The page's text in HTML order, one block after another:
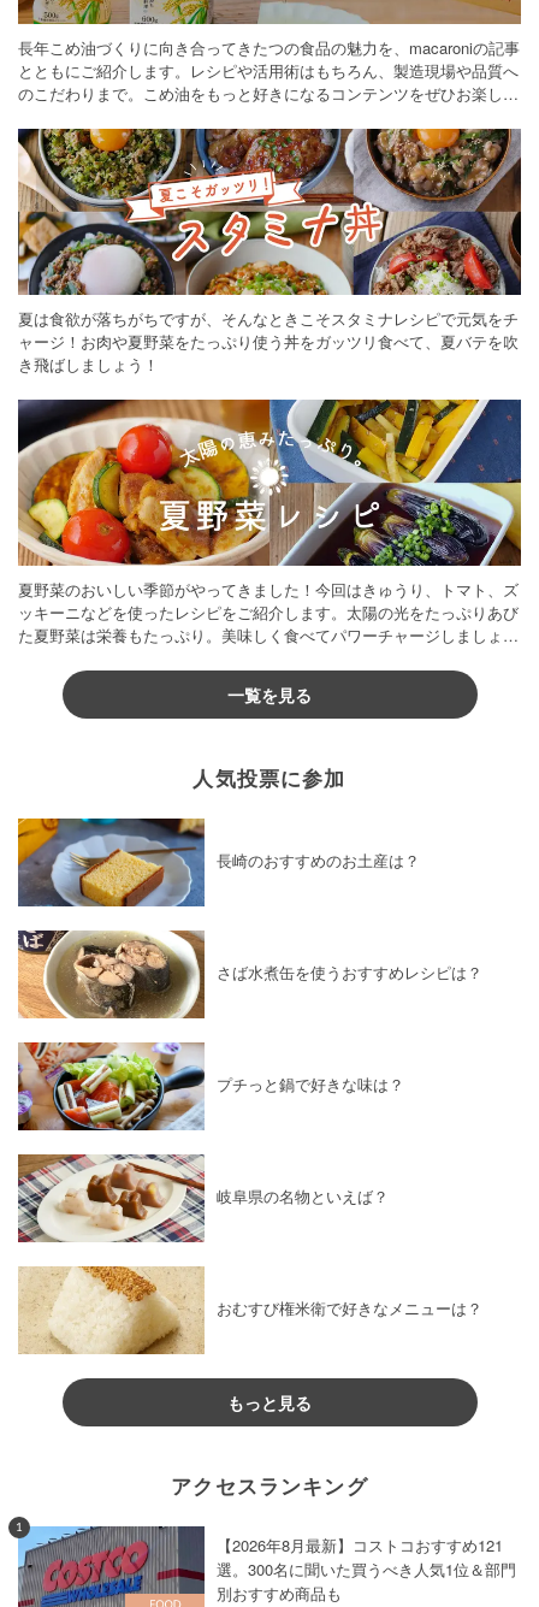
長年こめ油づくりに向き合ってきたつの食品の魅力を、macaroniの記事
とともにご紹介します。レシピや活用術はもちろん、製造現場や品質へ
のこだわりまで。こめ油をもっと好きになるコンテンツをぜひお楽しみ
夏は食欲が落ちがちですが、そんなときこそスタミナレシピで元気をチ
ャージ！お肉や夏野菜をたっぷり使う丼をガッツリ食べて、夏バテを吹
き飛ばしましょう！
夏野菜のおいしい季節がやってきました！今回はきゅうり、トマト、ズ
ッキーニなどを使ったレシピをご紹介します。太陽の光をたっぷりあび
た夏野菜は栄養もたっぷり。美味しく食べてパワーチャージしましょう
一覧を見る
人気投票に参加
長崎のおすすめのお土産は？
さば水煮缶を使うおすすめレシピは？
プチっと鍋で好きな味は？
岐阜県の名物といえば？
おむすび権米衛で好きなメニューは？
もっと見る
アクセスランキング
1
【2026年8月最新】コストコおすすめ121
選。300名に聞いた買うべき人気1位＆部門
別おすすめ商品も